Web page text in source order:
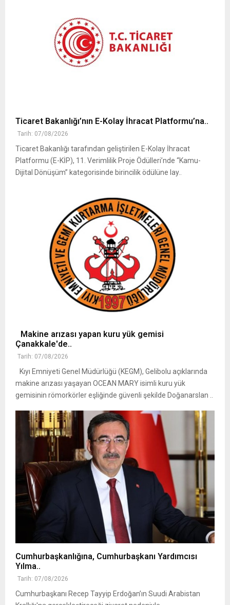
Ticaret Bakanlığı’nın E-Kolay İhracat Platformu’na..
Tarih: 07/08/2026
Ticaret Bakanlığı tarafından geliştirilen E-Kolay İhracat
Platformu (E-KİP), 11. Verimlilik Proje Ödülleri’nde “Kamu-
Dijital Dönüşüm” kategorisinde birincilik ödülüne lay..
Makine arızası yapan kuru yük gemisi
Çanakkale'de..
Tarih: 07/08/2026
Kıyı Emniyeti Genel Müdürlüğü (KEGM), Gelibolu açıklarında
makine arızası yaşayan OCEAN MARY isimli kuru yük
gemisinin römorkörler eşliğinde güvenli şekilde Doğanarslan ..
Cumhurbaşkanlığına, Cumhurbaşkanı Yardımcısı
Yılma..
Tarih: 07/08/2026
Cumhurbaşkanı Recep Tayyip Erdoğan’ın Suudi Arabistan